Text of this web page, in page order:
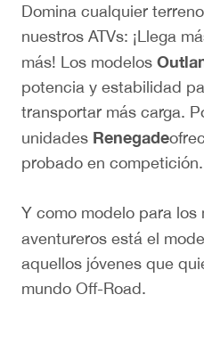
Domina cualquier
nuestros ATVs: ¡Llega
más! Los modelos
potencia y estabilidad
transportar más carga.
unidades Renegade
probado en competición.
Y como modelo para los
aventureros está el
aquellos jóvenes que
mundo Off-Road.